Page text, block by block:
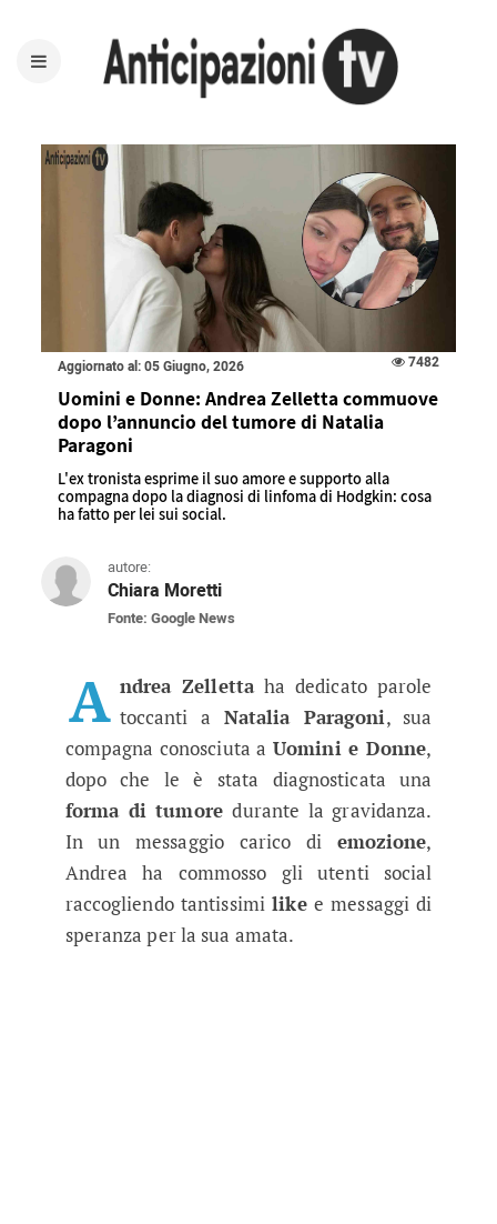
Aggiornato al: 05 Giugno, 2026 7482
Uomini e Donne: Andrea Zelletta commuove
dopo l’annuncio del tumore di Natalia
Paragoni
L'ex tronista esprime il suo amore e supporto alla
compagna dopo la diagnosi di linfoma di Hodgkin: cosa
ha fatto per lei sui social.
autore:
Chiara Moretti
Fonte: Google News
Uomini e Donne: Andrea
A ndrea Zellettaha dedicato parole
toccanti a Natalia Paragoni, sua
compagna conosciuta aUomini e Donne,
dopo che le è stata diagnosticata una
forma di tumoredurante la gravidanza.
In un messaggio carico di emozione,
Andrea ha commosso gli utenti social
raccogliendo tantissimilikee messaggi di
speranza per la sua amata.